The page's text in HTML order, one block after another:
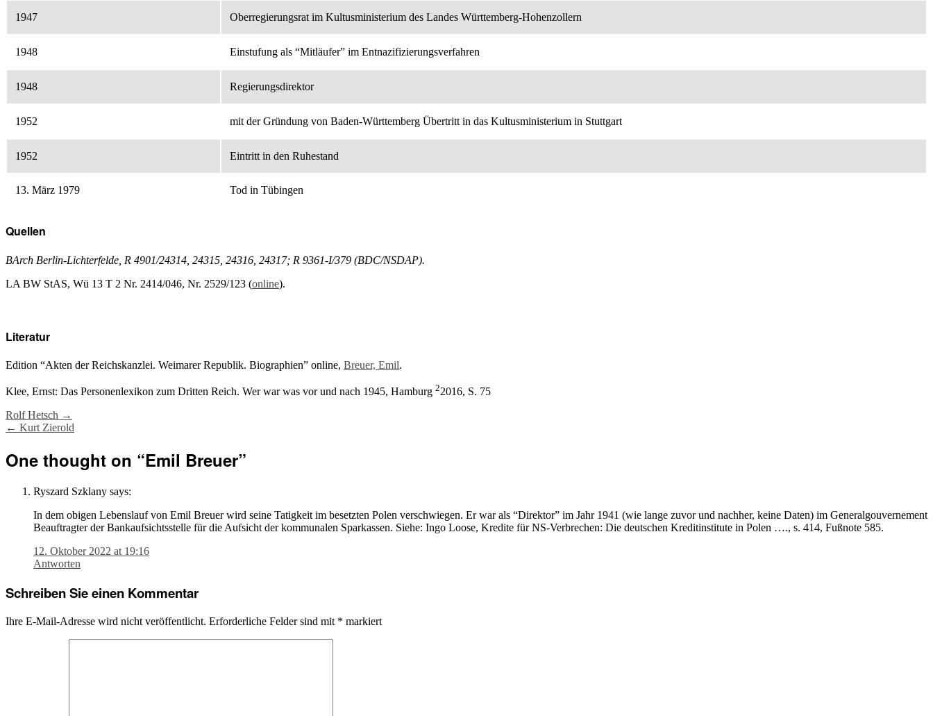
1947 Oberregierungsrat im Kultusministerium des Landes Württemberg-Hohenzollern
1948 Einstufung als “Mitläufer” im Entnazifizierungsverfahren
1948 Regierungsdirektor
1952 mit der Gründung von Baden-Württemberg Übertritt in das Kultusministerium in Stuttgart
1952 Eintritt in den Ruhestand
13. März 1979 Tod in Tübingen
Quellen
BArch Berlin-Lichterfelde, R 4901/24314, 24315, 24316, 24317; R 9361-I/379 (BDC/NSDAP).
LA BW StAS, Wü 13 T 2 Nr. 2414/046, Nr. 2529/123 (online).
Literatur
Edition “Akten der Reichskanzlei. Weimarer Republik. Biographien” online, Breuer, Emil.
Klee, Ernst: Das Personenlexikon zum Dritten Reich. Wer war was vor und nach 1945, Hamburg 22016, S. 75
Post
Rolf Hetsch →
← Kurt Zierold
One thought on “Emil Breuer”
Ryszard Szklany says:
In dem obigen Lebenslauf von Emil Breuer wird seine Tatigkeit im besetzten Polen verschwiegen. Er war als “Direktor” im Jahr 1941 (wie lange zuvor und nachher, keine Daten) im Generalgouvernement
Beauftragter der Bankaufsichtsstelle für die Aufsicht der kommunalen Sparkassen. Siehe: Ingo Loose, Kredite für NS-Verbrechen: Die deutschen Kreditinstitute in Polen …., s. 414, Fußnote 585.
12. Oktober 2022 at 19:16
Antworten
Schreiben Sie einen Kommentar
Ihre E-Mail-Adresse wird nicht veröffentlicht. Erforderliche Felder sind mit * markiert